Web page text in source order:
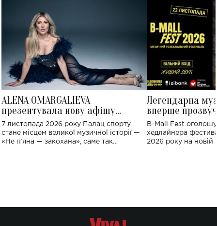
ALENA OMARGALIEVA
презентувала нову афішу
великого концерту в Палаці
спорту
7 листопада 2026 року Палац спорту
стане місцем великої музичної історії —
«Не пʼяна — закохана», саме так
Легендарна
вперше
Україні: де
B-Mall Fest
хедлайнера
2026 року на новій